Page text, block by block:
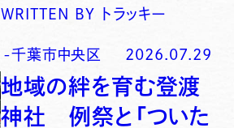
WRITTEN BY トラッキー
-千葉市中央区 2026.07.29
地域の絆を育む登渡
神社 例祭と「ついた